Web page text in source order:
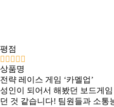
평점
상품명
전략 레이스 게임 ‘카멜업’
성인이 되어서 해봤던 보드게
던 것 같습니다! 팀원들과 소통